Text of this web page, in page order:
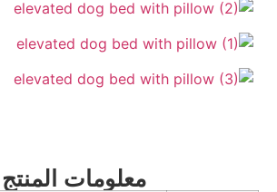
معلومات المنتج